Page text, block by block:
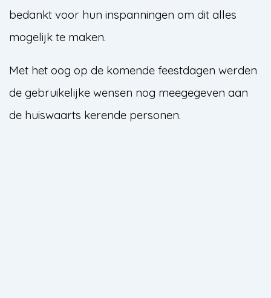
bedankt voor hun inspanningen om dit alles
mogelijk te maken.
Met het oog op de komende feestdagen werden
de gebruikelijke wensen nog meegegeven aan
de huiswaarts kerende personen.